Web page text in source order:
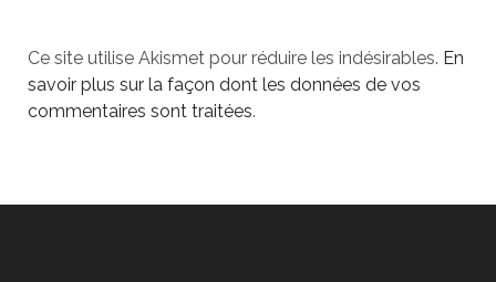
Ce site utilise Akismet pour réduire les indésirables. En
savoir plus sur la façon dont les données de vos
commentaires sont traitées.